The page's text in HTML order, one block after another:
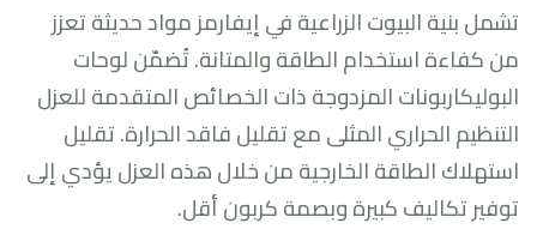
تشمل بنية البيوت الزراعية في إيفارمز مواد حديثة تعزز
من كفاءة استخدام الطاقة والمتانة. تُضمّن لوحات
البوليكاربونات المزدوجة ذات الخصائص المتقدمة للعزل
التنظيم الحراري المثلى مع تقليل فاقد الحرارة. تقليل
استهلاك الطاقة الخارجية من خلال هذه العزل يؤدي إلى
توفير تكاليف كبيرة وبصمة كربون أقل.